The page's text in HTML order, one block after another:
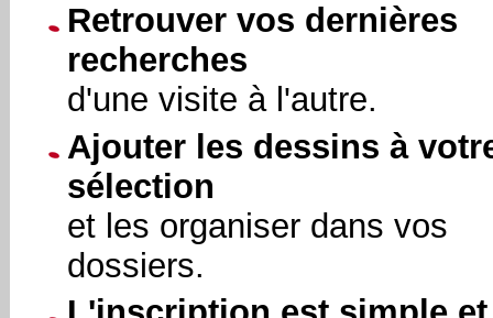
Retrouver vos dernières
recherches
d'une visite à l'autre.
Ajouter les dessins à
sélection
et les organiser dans vos
dossiers.